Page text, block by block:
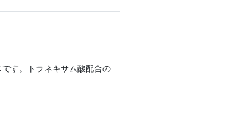
す。トラネキサム酸配合の